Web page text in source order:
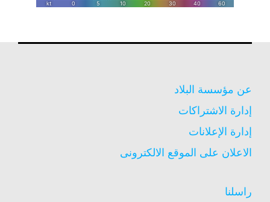
عن مؤسسة البلاد
إدارة الاشتراكات
إدارة الإعلانات
الاعلان على الموقع الالكترونى
راسلنا